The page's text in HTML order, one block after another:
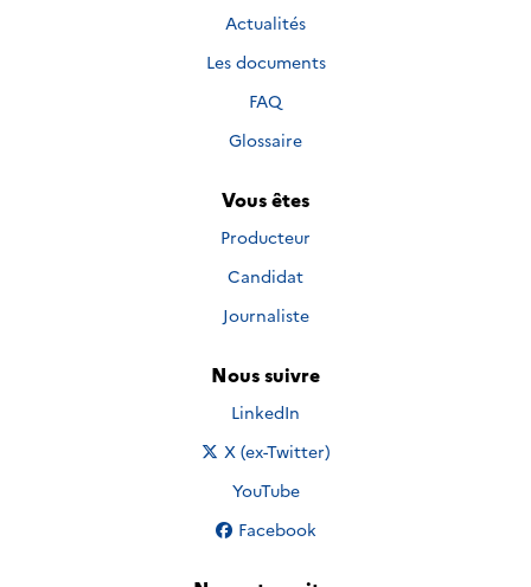
Actualités
Les documents
FAQ
Glossaire
Vous êtes
Producteur
Candidat
Journaliste
Nous suivre
Nous suivre sur
LinkedIn
Nous suivre sur
X (ex-Twitter)
Nous suivre sur
YouTube
Nous suivre sur
Facebook